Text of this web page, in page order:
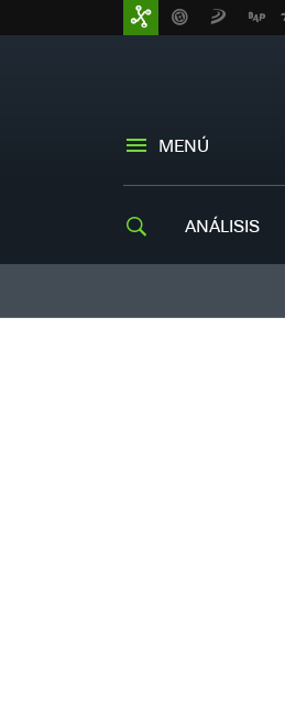
MENÚ
ANÁLISIS